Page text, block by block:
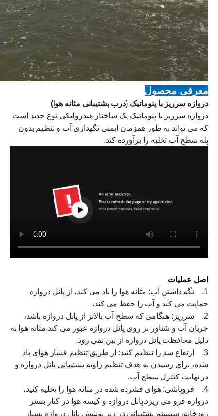
معرفی محصول
دروازه سرریز با پنوماتیک (درب پشتیبانی مثانه هوا)
دروازه سرریز با پنوماتیک یک ساختار هیدرولیکی نوع جدید است
که می تواند به طور همزمان ایمنی نگهداری آب و تنظیم بدون
پله سطح آب تخلیه را برآورده کند.
اصل عملیات
1. نگه داشتن آب: مثانه هوا را باد می کند، از پانل دروازه
حمایت می کند و آب را حفظ می کند.
2. سرریز: هنگامی که سطح آب بالاتر از پانل دروازه باشد،
جریان آب و شناور بر روی پانل دروازه عبور می کند.مثانه هوا به
دلیل محافظت پانل دروازه از بین نمی رود.
3. ارتفاع سد را تنظیم کنید: از طریق تنظیم فشار هوای باد
شده، برای رسیدن به هدف تنظیم زاویه پشتیبانی پانل دروازه و
در نهایت کنترل سطح آب.
4. فروپاشی: هوای فشرده شده در مثانه هوا را تخلیه کنید،
دروازه فرو می ریزد.پانل دروازه و کیسه هوا در کنار بستر
رودخانه، سیستم پشتیبانی در زیر پوشش پانل دروازه بسیار